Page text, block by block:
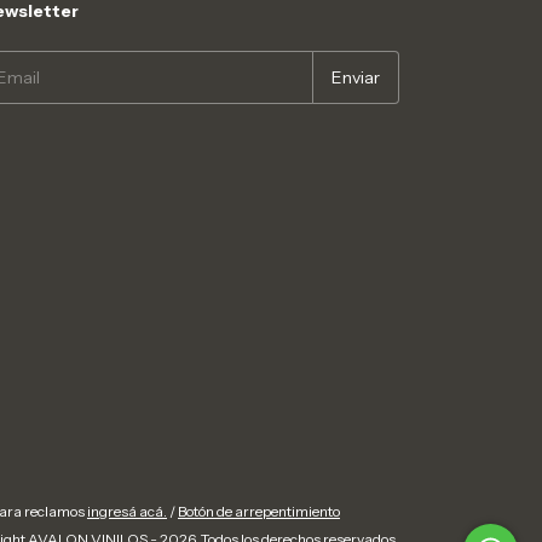
reclamosingresá acá. / Botón de arrepentimiento